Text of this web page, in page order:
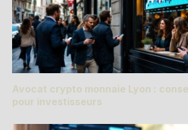
Avocat crypto monnaie Lyon :
pour investisseurs